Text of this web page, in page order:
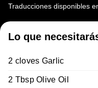
Traducciones disponibles
Lo que
2 cloves Garlic
2 Tbsp Olive Oil